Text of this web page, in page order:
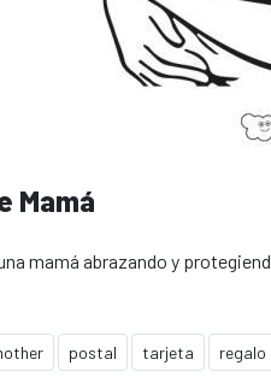
Mamá
mamá abrazando y
postal tarjeta regalo